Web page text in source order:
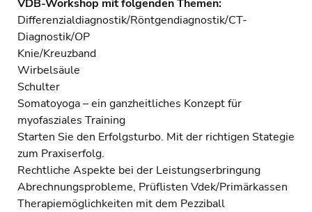
VDB-Workshop mit folgenden Themen:
Differenzialdiagnostik/Röntgendiagnostik/CT-
Diagnostik/OP
Knie/Kreuzband
Wirbelsäule
Schulter
Somatoyoga – ein ganzheitliches Konzept für
myofasziales Training
Starten Sie den Erfolgsturbo. Mit der richtigen Stategie
zum Praxiserfolg.
Rechtliche Aspekte bei der Leistungserbringung
Abrechnungsprobleme, Prüflisten Vdek/Primärkassen
Therapiemöglichkeiten mit dem Pezziball